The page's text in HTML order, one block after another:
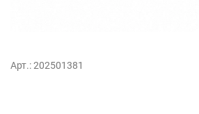
Арт.: 202501381